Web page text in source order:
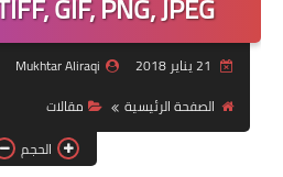
Mukhtar Aliraqi
الصفحة الرئيسية
مقالات
الحجم